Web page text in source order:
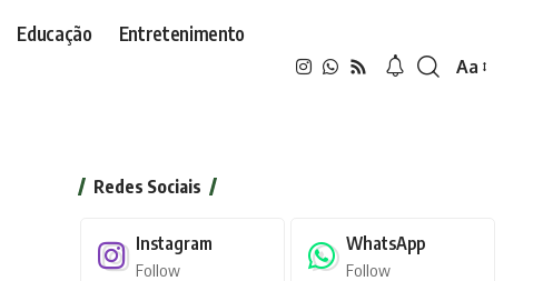
Educação Entretenimento
Font
Aa
Redes Sociais
Instagram
Follow
WhatsApp
Follow